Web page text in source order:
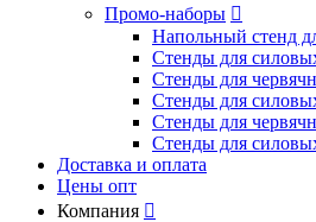
Промо-наборы 
Напольный стенд
Стенды для
Стенды для
Стенды для
Стенды для
Стенды для
Доставка и оплата
Цены опт
Компания 